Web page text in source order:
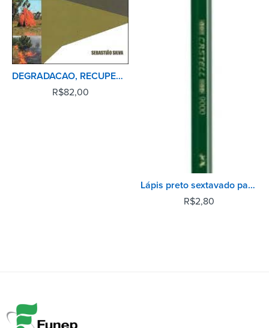
DEGRADACAO, RECUPERACAO E RENOVACAO DE PASTAGENS
R$82,00
Lápis preto sextavado para desenho - 2B - Faber-Castell
R$2,80